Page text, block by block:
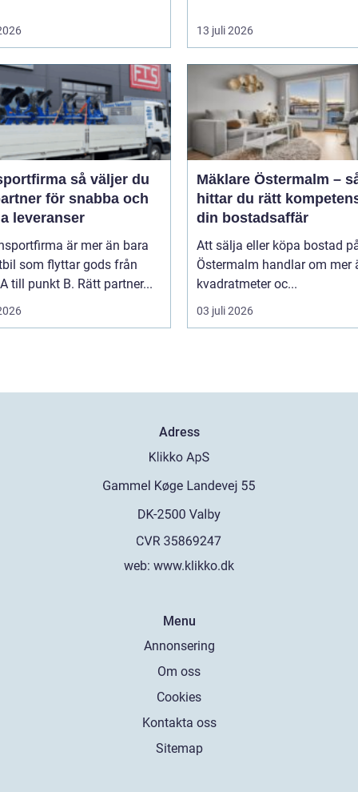
13 juli 2026
så väljer du
för snabba och
leveranser
är mer än bara
som flyttar gods från
till punkt B. Rätt partner...
Mäklare Östermalm –
hittar du rätt
din bostadsaffär
Att sälja eller köpa bostad
Östermalm handlar om mer
kvadratmeter oc...
03 juli 2026
Adress
web: www.klikko.dk
Menu
Annonsering
Om oss
Cookies
Kontakta oss
Sitemap